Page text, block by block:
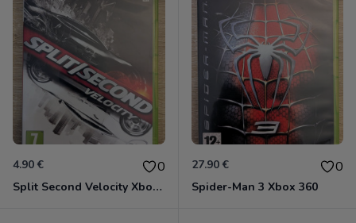
4.90 € 0
Split Second Velocity Xbox 360
27.90 € 0
Spider-Man 3 Xbox 360